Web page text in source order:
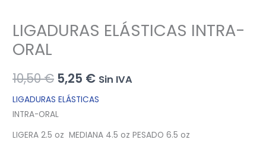
LIGADURAS ELÁSTICAS INTRA-
ORAL
10,50€ El
precio
original
5,25 €El
precio
Sin IVA
LIGADURAS ELÁSTICAS
INTRA-ORAL
LIGERA 2.5 oz MEDIANA 4.5 oz PESADO 6.5 oz